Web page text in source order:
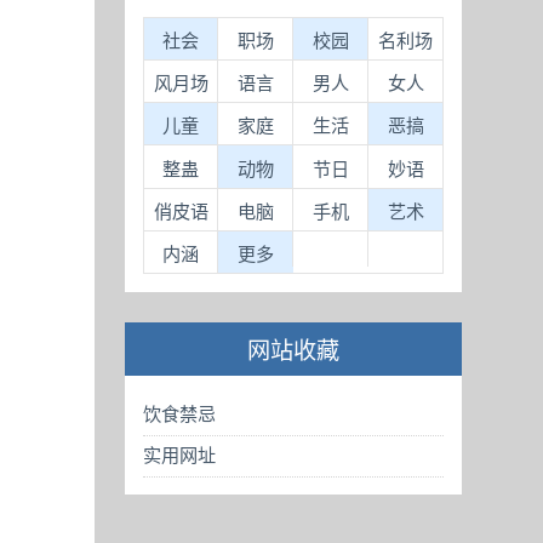
社会 职场 校园 名利场
风月场 语言 男人 女人
儿童 家庭 生活 恶搞
整蛊 动物 节日 妙语
俏皮语 电脑 手机 艺术
内涵 更多
网站收藏
饮食禁忌
实用网址